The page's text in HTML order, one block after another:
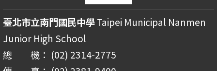
臺北市立南門國民中學Taipei Municipal Nanmen
Junior High School
總 機： (02) 2314-2775